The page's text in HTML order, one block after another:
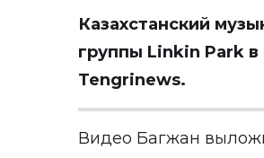
Казахстанский
группы Linkin Park
Tengrinews.
Видео Багжан